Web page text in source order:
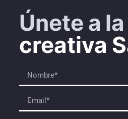
Únete a
creativa